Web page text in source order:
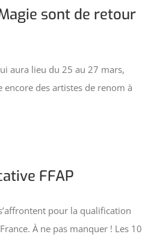
sont de retour
aura lieu du 25 au 27 mars,
encore des artistes de renom à
FFAP
pour la qualification
À ne pas manquer ! Les 10